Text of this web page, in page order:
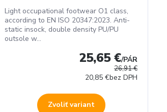
Light occupational footwear O1 class,
according to EN ISO 20347:2023. Anti-
static insock, double density PU/PU
outsole w...
26,91 €
25,65 €/PÁR
20,85 €bez DPH
Zvoliť variant